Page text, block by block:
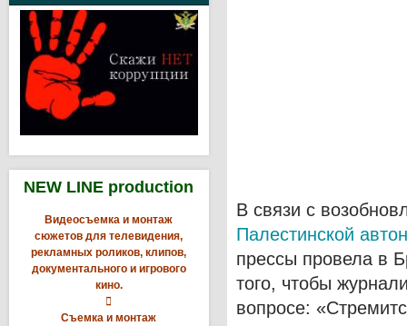
NEW LINE production
Видеосъемка и монтаж
сюжетов для телевидения,
рекламных роликов, клипов,
документального и игрового
кино.

Съемка и монтаж
В связи с
Палестинской
прессы провела в
того, чтобы
вопросе: